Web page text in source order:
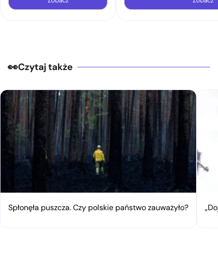
Czytaj także
Spłonęła puszcza. Czy polskie państwo zauważyło?